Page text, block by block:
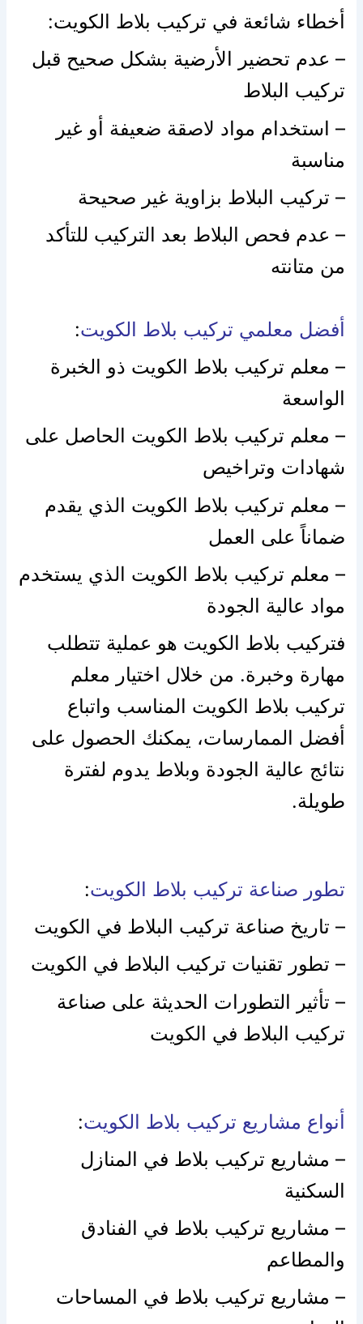
أخطاء شائعة في تركيب بلاط الكويت:
– عدم تحضير الأرضية بشكل صحيح قبل
تركيب البلاط
– استخدام مواد لاصقة ضعيفة أو غير
مناسبة
– تركيب البلاط بزاوية غير صحيحة
– عدم فحص البلاط بعد التركيب للتأكد
من متانته
أفضل معلمي تركيب بلاط الكويت:
– معلم تركيب بلاط الكويت ذو الخبرة
الواسعة
– معلم تركيب بلاط الكويت الحاصل على
شهادات وتراخيص
– معلم تركيب بلاط الكويت الذي يقدم
ضماناً على العمل
– معلم تركيب بلاط الكويت الذي يستخدم
مواد عالية الجودة
فتركيب بلاط الكويت هو عملية تتطلب
مهارة وخبرة. من خلال اختيار معلم
تركيب بلاط الكويت المناسب واتباع
أفضل الممارسات، يمكنك الحصول على
نتائج عالية الجودة وبلاط يدوم لفترة
طويلة.
تطور صناعة تركيب بلاط الكويت:
– تاريخ صناعة تركيب البلاط في الكويت
– تطور تقنيات تركيب البلاط في الكويت
– تأثير التطورات الحديثة على صناعة
تركيب البلاط في الكويت
أنواع مشاريع تركيب بلاط الكويت:
– مشاريع تركيب بلاط في المنازل
السكنية
– مشاريع تركيب بلاط في الفنادق
والمطاعم
– مشاريع تركيب بلاط في المساحات